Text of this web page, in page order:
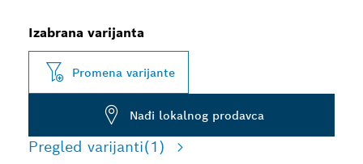
Izabrana varijanta
Promena varijante
Nađi lokalnog prodavca
Pregled varijanti(1)